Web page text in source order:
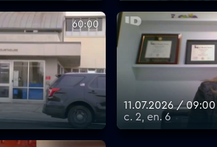
60:00
11.07.2026 / 09:00
с. 2, еп. 6